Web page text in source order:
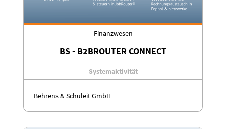
Finanzwesen
BS - B2BROUTER CONNECT
Systemaktivität
Behrens & Schuleit GmbH